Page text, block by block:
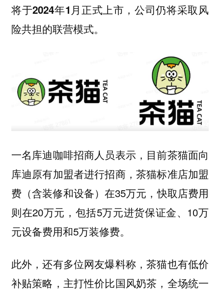
将于2024年1月正式上市，公司仍将采取风
险共担的联营模式。
一名库迪咖啡招商人员表示，目前茶猫面向
库迪原有加盟者进行招商，茶猫标准店加盟
费（含装修和设备）在35万元，快取店费用
则在20万元，包括5万元进货保证金、10万
元设备费用和5万装修费。
此外，还有多位网友爆料称，茶猫也有低价
补贴策略，主打性价比国风奶茶，全场统一